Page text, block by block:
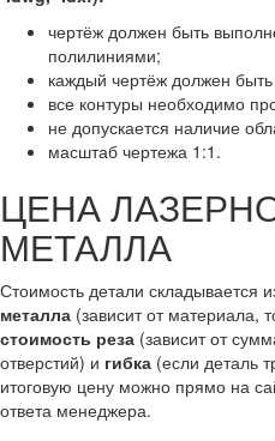
чертёж должен быть
полилиниями;
каждый чертёж должен
все контуры необходимо
не допускается наличие
масштаб чертежа 1:1.
ЦЕНА
МЕТАЛЛА
Стоимость детали складывается
металла (зависит от материала,
стоимость реза (зависит от
отверстий) и гибка (если деталь
итоговую цену можно прямо на
ответа менеджера.